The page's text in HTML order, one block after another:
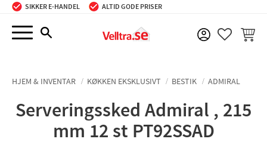
Menu
SIKKER E-HANDEL ALTID GODE PRISER
HJEM & INVENTAR KØKKEN EKSKLUSIVT BESTIK ADMIRAL
Serveringssked Admiral , 215
mm 12 st PT92SSAD